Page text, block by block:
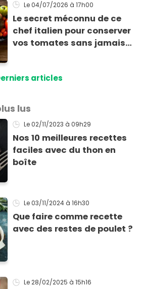
Le 04/07/2026 à 17h00
Le secret méconnu de ce
chef italien pour conserver
vos tomates sans jamais
articles
lus
Le 02/11/2023 à 09h29
Nos 10 meilleures recettes
faciles avec du thon en
boîte
Le 03/11/2024 à 16h30
Que faire comme recette
avec des restes de poulet ?
Le 28/02/2025 à 15h16